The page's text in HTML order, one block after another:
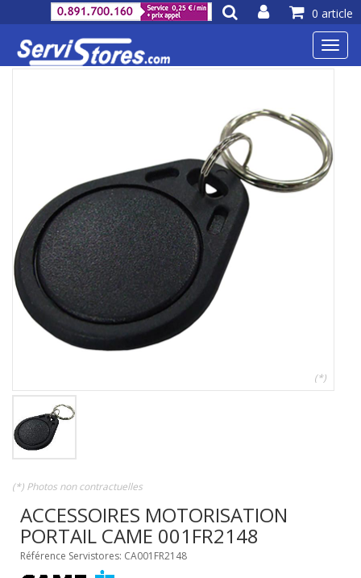
(*)
(*) Photos non contractuelles
ACCESSOIRES MOTORISATION
PORTAIL CAME 001FR2148
Référence Servistores: CA001FR2148
0 article